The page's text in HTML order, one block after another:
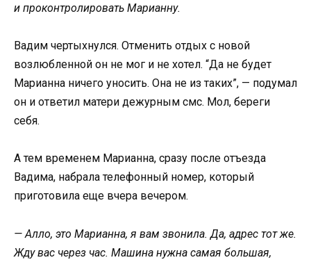
и проконтролировать Марианну.
Вадим чертыхнулся. Отменить отдых с новой
возлюбленной он не мог и не хотел. “Да не будет
Марианна ничего уносить. Она не из таких”, — подумал
он и ответил матери дежурным смс. Мол, береги
себя.
А тем временем Марианна, сразу после отъезда
Вадима, набрала телефонный номер, который
приготовила еще вчера вечером.
— Алло, это Марианна, я вам звонила. Да, адрес тот же.
Жду вас через час. Машина нужна самая большая,